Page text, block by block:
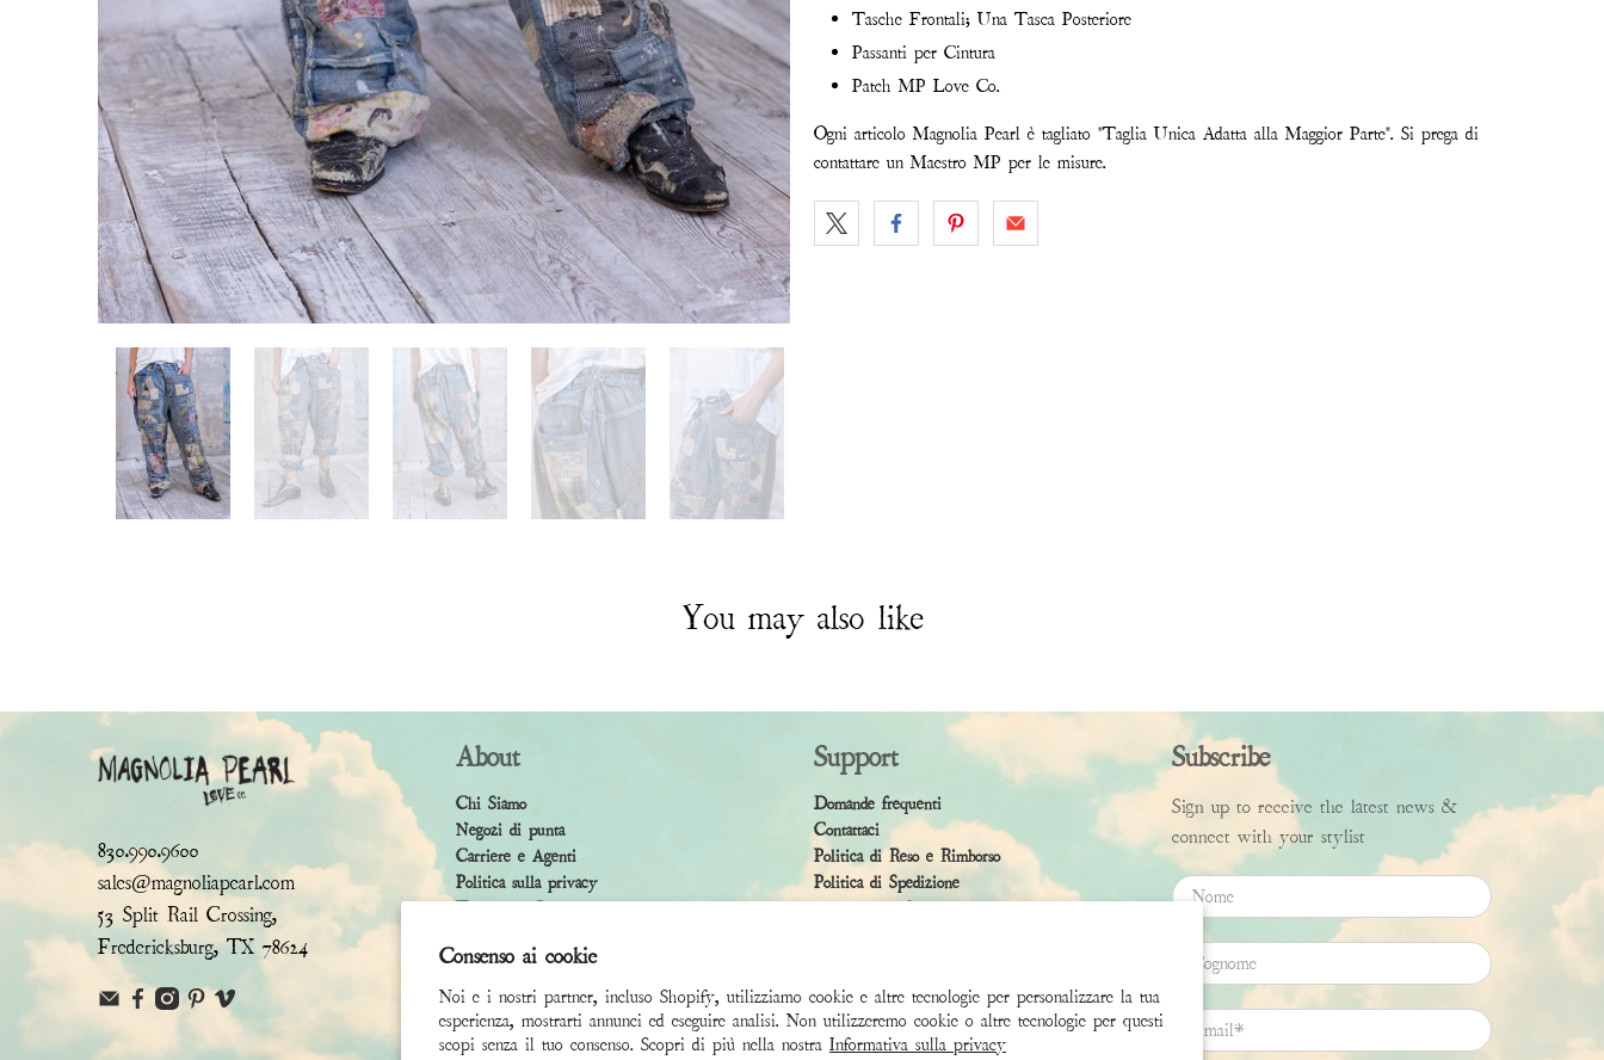
Consenso ai cookie
Noi e i nostri partner, incluso Shopify, utilizziamo cookie e altre tecnologie per personalizzare la tua
esperienza, mostrarti annunci ed eseguire analisi. Non utilizzeremo cookie o altre tecnologie per questi
scopi senza il tuo consenso. Scopri di più nella nostra Informativa sulla privacy
Tasche Frontali; Una Tasca Posteriore
Passanti per Cintura
Patch MP Love Co.
Ogni articolo Magnolia Pearl è tagliato "Taglia Unica Adatta alla Maggior Parte". Si prega di
contattare un Maestro MP per le misure.
You may also like
830.990.9600
sales@magnoliapearl.com
53 Split Rail Crossing,
Fredericksburg, TX 78624
About
Chi Siamo
Negozi di punta
Carriere e Agenti
Politica sulla privacy
Termini e Condizioni
Support
Domande frequenti
Contattaci
Politica di Reso e Rimborso
Politica di Spedizione
Accessibility Statement
Subscribe
Sign up to receive the latest news &
connect with your stylist
Nome
Cognome
Email*